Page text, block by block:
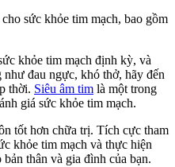
khỏe tim mạch định kỳ, và
đau ngực, khó thở, hãy đến
thời. Siêu âm tim là một trong
giá sức khỏe tim mạch.
tốt hơn chữa trị. Tích cực tham
khỏe tim mạch và thực hiện
thân và gia đình của bạn.